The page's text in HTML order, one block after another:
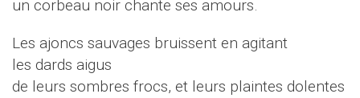
un corbeau noir chante ses amours.
Les ajoncs sauvages bruissent en agitant
les dards aigus
de leurs sombres frocs, et leurs plaintes dolentes